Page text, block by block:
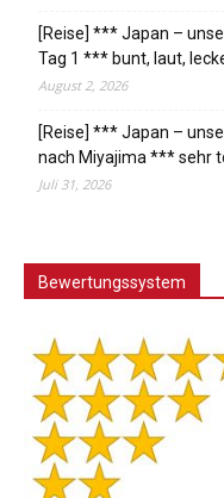
[Reise] *** Japan –
Tag 1 *** bunt, laut,
August 2, 2026
[Reise] *** Japan –
nach Miyajima *** sehr
Juli 31, 2026
Bewertungssystem